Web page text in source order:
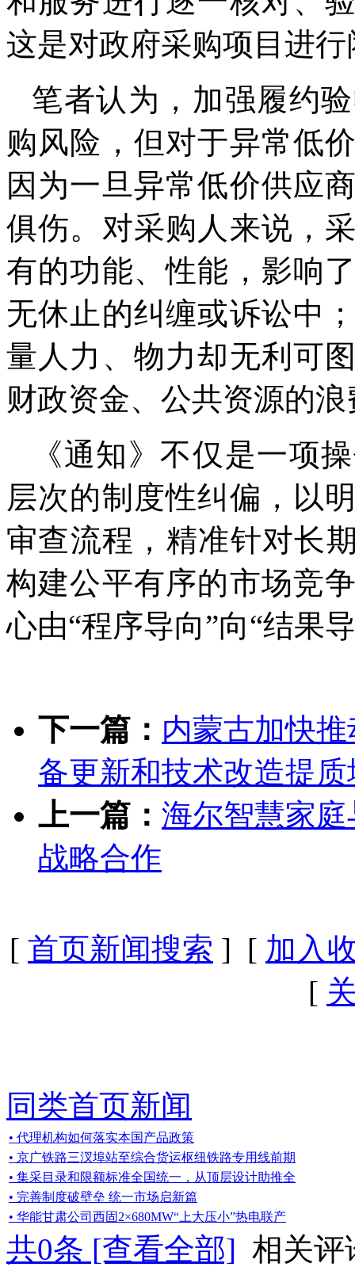
这是对政府采购项目进
笔者认为，加强履约
购风险，但对于异常低
因为一旦异常低价供应
俱伤。对采购人来说，
有的功能、性能，影响
无休止的纠缠或诉讼中
量人力、物力却无利可
财政资金、公共资源的浪
《通知》不仅是一项
层次的制度性纠偏，以
审查流程，精准针对长
构建公平有序的市场竞
心由“程序导向”向“结果
下一篇： 内蒙古加快
备更新和技术改造提
上一篇： 海尔智慧家
战略合作
[ 首页新闻搜索 ] [ 加入
[
同类首页新闻
• 代理机构如何落实本国产品政策
• 京广铁路三汊埠站至综合货运枢纽铁路专用线前期
• 集采目录和限额标准全国统一，从顶层设计助推全
• 完善制度破壁垒 统一市场启新篇
• 华能甘肃公司西固2×680MW“上大压小”热电联产
共0条 [查看全部] 相关评